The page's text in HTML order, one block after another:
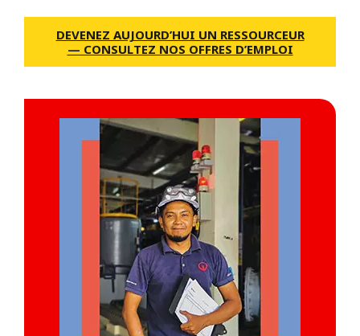
DEVENEZ AUJOURD’HUI UN RESSOURCEUR
— CONSULTEZ NOS OFFRES D’EMPLOI